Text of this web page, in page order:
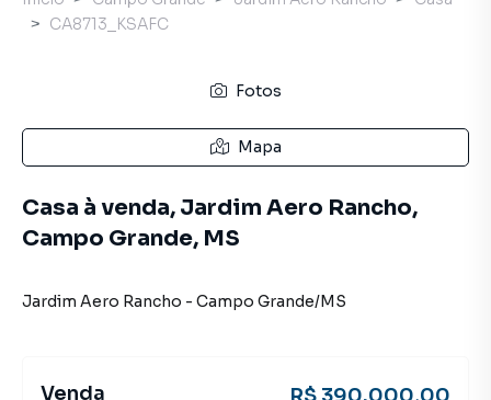
CA8713_KSAFC
Fotos
Mapa
Casa à venda, Jardim Aero Rancho,
Campo Grande, MS
Jardim Aero Rancho - Campo Grande/MS
Venda